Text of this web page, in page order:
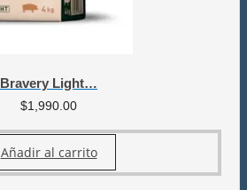
Bravery Light…
$1,990.00
Añadir al carrito